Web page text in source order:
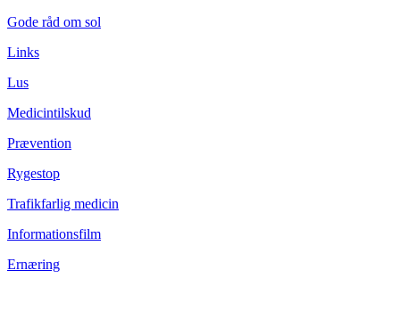
Gode råd om sol
Links
Lus
Medicintilskud
Prævention
Rygestop
Trafikfarlig medicin
Informationsfilm
Ernæring